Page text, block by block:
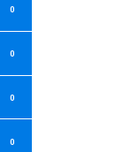
0
0
0
0